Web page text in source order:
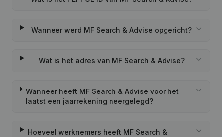
Wanneer werd MF Search & Advise opgericht?
Wat is het adres van MF Search & Advise?
Wanneer heeft MF Search & Advise voor het
laatst een jaarrekening neergelegd?
Hoeveel werknemers heeft MF Search &